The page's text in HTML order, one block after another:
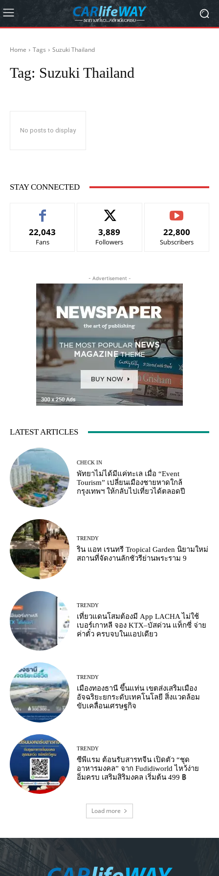
Home Tags Suzuki Thailand
Tag: Suzuki Thailand
No posts to display
STAY CONNECTED
22,043
Fans
3,889
Followers
22,800
Subscribers
- Advertisement -
LATEST ARTICLES
CHECK IN
พัทยาไม่ได้มีแค่ทะเล เมื่อ “Event
Tourism” เปลี่ยนเมืองชายหาดใกล้
กรุงเทพฯ ให้กลับไปเที่ยวได้ตลอดปี
TRENDY
ริน แอท เรนทรี Tropical Garden นิยามใหม่
สถานที่จัดงานลักชัวรีย่านพระราม 9
TRENDY
เที่ยวแดนโสมต้องมี App LACHA ไม่ใช้
เบอร์เกาหลี จอง KTX–บัสด่วน แท็กซี่ จ่าย
ค่าตั๋ว ครบจบในแอปเดียว
TRENDY
เมืองทองธานี ขึ้นแท่น เขตส่งเสริมเมือง
อัจฉริยะยกระดับเทคโนโลยี สิ่งแวดล้อม
ขับเคลื่อนเศรษฐกิจ
TRENDY
ซีพีแรม ต้อนรับสารทจีน เปิดตัว “ชุด
อาหารมงคล” จาก Fudidiworld ไหว้ง่าย
อิ่มครบ เสริมสิริมงคล เริ่มต้น 499 ฿
Load more